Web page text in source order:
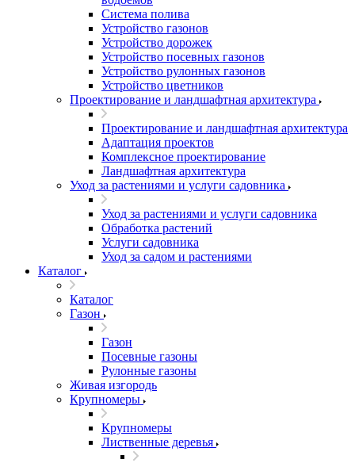
Система полива
Устройство газонов
Устройство дорожек
Устройство посевных газонов
Устройство рулонных газонов
Устройство цветников
Проектирование и ландшафтная архитектура
Проектирование и ландшафтная архитектура
Адаптация проектов
Комплексное проектирование
Ландшафтная архитектура
Уход за растениями и услуги садовника
Уход за растениями и услуги садовника
Обработка растений
Услуги садовника
Уход за садом и растениями
Каталог
Каталог
Газон
Газон
Посевные газоны
Рулонные газоны
Живая изгородь
Крупномеры
Крупномеры
Лиственные деревья